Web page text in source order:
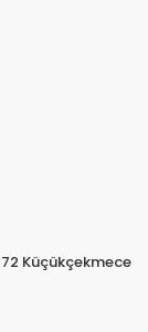
Küçükçekmece